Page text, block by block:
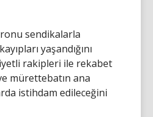
sendikalarla
yaşandığını
rakipleri ile rekabet
mürettebatın ana
istihdam edileceğini